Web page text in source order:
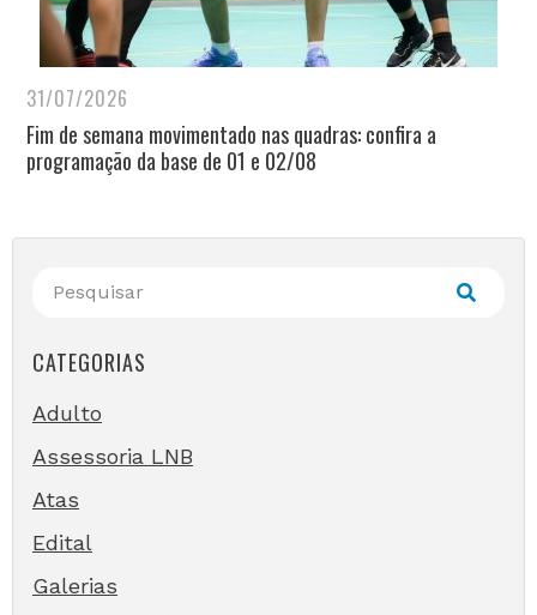
31/07/2026
Fim de semana movimentado nas quadras: confira a
programação da base de 01 e 02/08
CATEGORIAS
Adulto
Assessoria LNB
Atas
Edital
Galerias